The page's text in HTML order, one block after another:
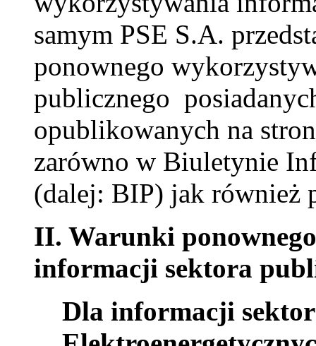
samym PSE S.A.
ponownego
publicznego
opublikowanych na
zarówno w Biuletynie
(dalej: BIP) jak również
II. Warunki
informacji sektora
Dla informacji